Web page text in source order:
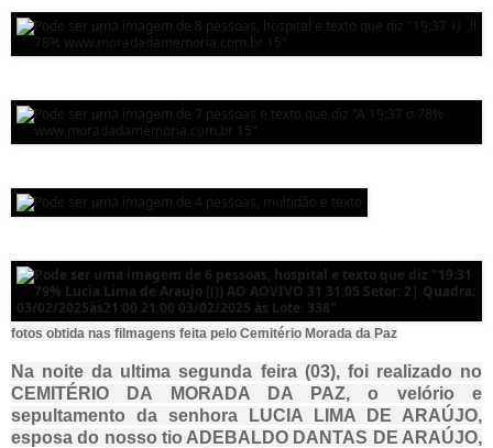
fotos obtida nas filmagens feita pelo Cemitério Morada da Paz
Na noite da ultima segunda feira (03), foi realizado no
CEMITÉRIO DA MORADA DA PAZ, o velório e
sepultamento da senhora LUCIA LIMA DE ARAÚJO,
esposa do nosso tio ADEBALDO DANTAS DE ARAÚJO,